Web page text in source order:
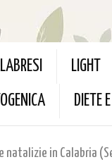
LIGHT
DIETE
natalizie in Calabria